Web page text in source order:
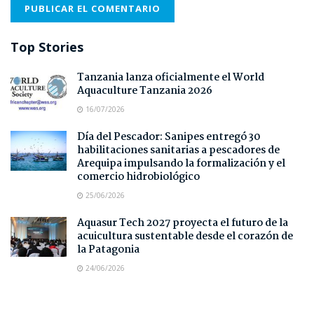
Top Stories
Tanzania lanza oficialmente el World
Aquaculture Tanzania 2026
16/07/2026
Día del Pescador: Sanipes entregó 30
habilitaciones sanitarias a pescadores de
Arequipa impulsando la formalización y el
comercio hidrobiológico
25/06/2026
Aquasur Tech 2027 proyecta el futuro de la
acuicultura sustentable desde el corazón de
la Patagonia
24/06/2026